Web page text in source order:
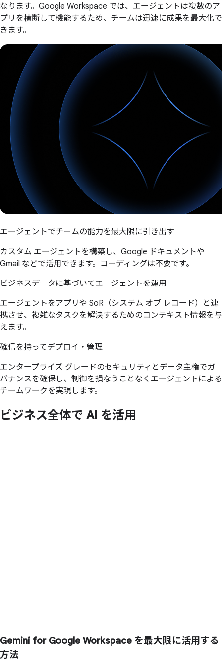
なります。Google Workspace では、エージェントは複数のア
プリを横断して機能するため、チームは迅速に成果を最大化で
きます。
エージェントでチームの能力を最大限に引き出す
カスタム エージェントを構築し、Google ドキュメントや
Gmail などで活用できます。コーディングは不要です。
ビジネスデータに基づいてエージェントを運用
エージェントをアプリや SoR（システム オブ レコード）と連
携させ、複雑なタスクを解決するためのコンテキスト情報を与
えます。
確信を持ってデプロイ・管理
エンタープライズ グレードのセキュリティとデータ主権でガ
バナンスを確保し、制御を損なうことなくエージェントによる
チームワークを実現します。
ビジネス全体で AI を活用
Gemini for Google Workspace を最大限に活用する
方法